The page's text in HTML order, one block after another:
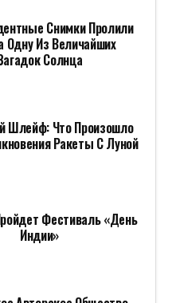
Снимки Пролили
Одну Из Величайших
Солнца
Шлейф: Что Произошло
Ракеты С Луной
Фестиваль «День
Индии»